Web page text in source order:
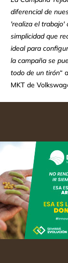
diferencial de
'realiza el trabajo'
simplicidad que
ideal para
la campaña se
todo de un tirón“
MKT de